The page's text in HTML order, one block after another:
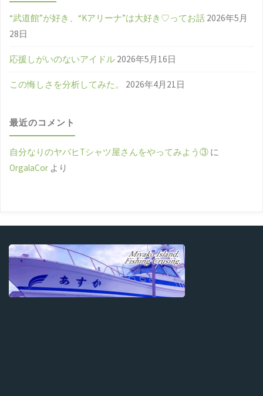
“武道館”が好き、“Kアリーナ”は大好き♡ってお話 2026年5月
28日
応援しがいのないアイドル 2026年5月16日
この悔しさを分析してみた。 2026年4月21日
最近のコメント
自分なりのヤバヒTシャツ屋さんをやってみよう③ に
OrgalaCor より